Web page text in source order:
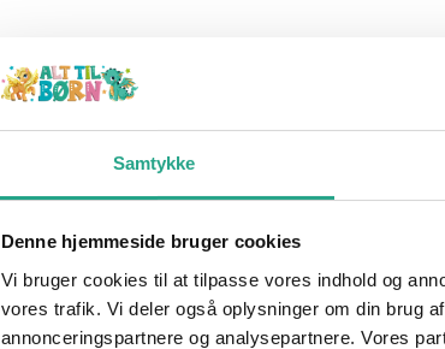
Samtykke
Denne hjemmeside bruger cookies
Vi bruger cookies til at tilpasse vores indhold og
vores trafik. Vi deler også oplysninger om din brug
annonceringspartnere og analysepartnere. Vores